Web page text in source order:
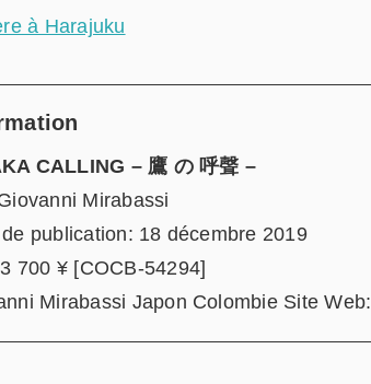
à Harajuku
CALLING – 鷹 の 呼聲 –
Mirabassi
publication: 18 décembre 2019
700 ¥ [COCB-54294]
Mirabassi Japon Colombie Site Web: